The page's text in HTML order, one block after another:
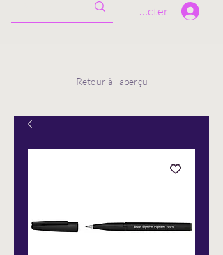
Se connecter
Retour à l'aperçu